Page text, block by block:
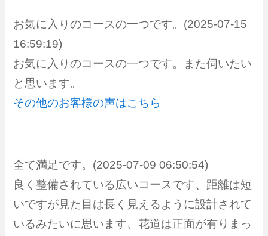
お気に入りのコースの一つです。(2025-07-15
16:59:19)
お気に入りのコースの一つです。また伺いたい
と思います。
その他のお客様の声はこちら
全て満足です。(2025-07-09 06:50:54)
良く整備されている広いコースです、距離は短
いですが見た目は長く見えるように設計されて
いるみたいに思います、花道は正面が有りまっ